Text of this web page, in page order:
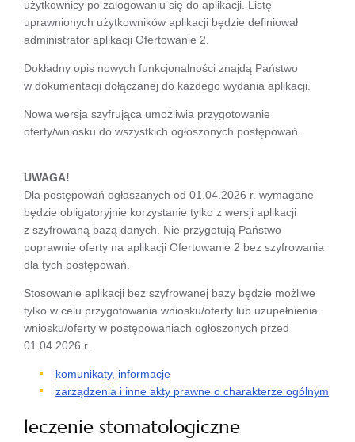
użytkownicy po zalogowaniu się do aplikacji. Listę
uprawnionych użytkowników aplikacji będzie definiował
administrator aplikacji Ofertowanie 2.
Dokładny opis nowych funkcjonalności znajdą Państwo
w dokumentacji dołączanej do każdego wydania aplikacji.
Nowa wersja szyfrująca umożliwia przygotowanie
oferty/wniosku do wszystkich ogłoszonych postępowań.
UWAGA!
Dla postępowań ogłaszanych od 01.04.2026 r. wymagane
będzie obligatoryjnie korzystanie tylko z wersji aplikacji
z szyfrowaną bazą danych. Nie przygotują Państwo
poprawnie oferty na aplikacji Ofertowanie 2 bez szyfrowania
dla tych postępowań.
Stosowanie aplikacji bez szyfrowanej bazy będzie możliwe
tylko w celu przygotowania wniosku/oferty lub uzupełnienia
wniosku/oferty w postępowaniach ogłoszonych przed
01.04.2026 r.
komunikaty, informacje
zarządzenia i inne akty prawne o charakterze ogólnym
leczenie stomatologiczne